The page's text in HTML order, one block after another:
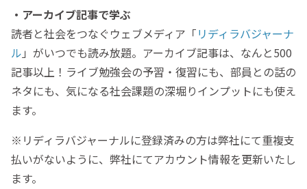
・アーカイブ記事で学ぶ
読者と社会をつなぐウェブメディア「リディラバジャーナ
ル 」がいつでも読み放題。アーカイブ記事は、なんと500
記事以上！ライブ勉強会の予習・復習にも、部員との話の
ネタにも、気になる社会課題の深堀りインプットにも使え
ます。
※リディラバジャーナルに登録済みの方は弊社にて重複支
払いがないように、弊社にてアカウント情報を更新いたし
ます。